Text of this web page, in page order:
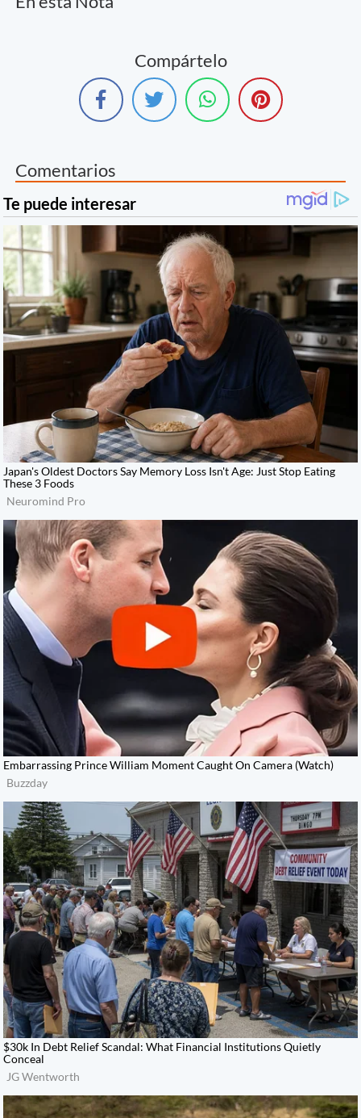
Compártelo
Comentarios